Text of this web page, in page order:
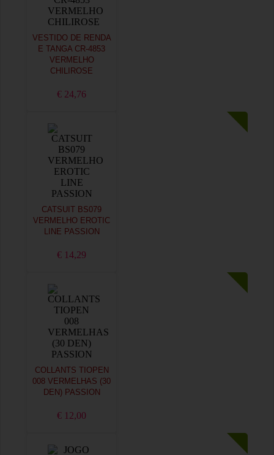
VESTIDO DE RENDA
E TANGA CR-4853
VERMELHO
CHILIROSE
€ 24,76
CATSUIT BS079
VERMELHO EROTIC
LINE PASSION
€ 14,29
COLLANTS TIOPEN
008 VERMELHAS (30
DEN) PASSION
€ 12,00